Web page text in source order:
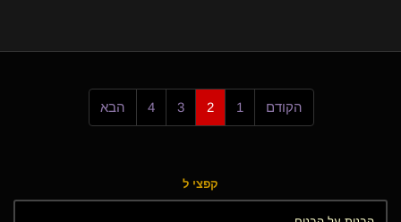
הקודם 1
2
3
4 הבא
קפצי ל